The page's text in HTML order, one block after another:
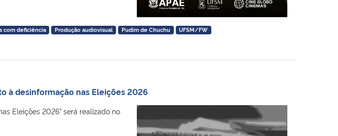
com deficiência Produção audiovisual Pudim de Chuchu UFSM/FW
à desinformação nas Eleições 2026
Eleições 2026” será realizado no